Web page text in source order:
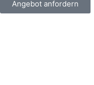
Angebot anfordern